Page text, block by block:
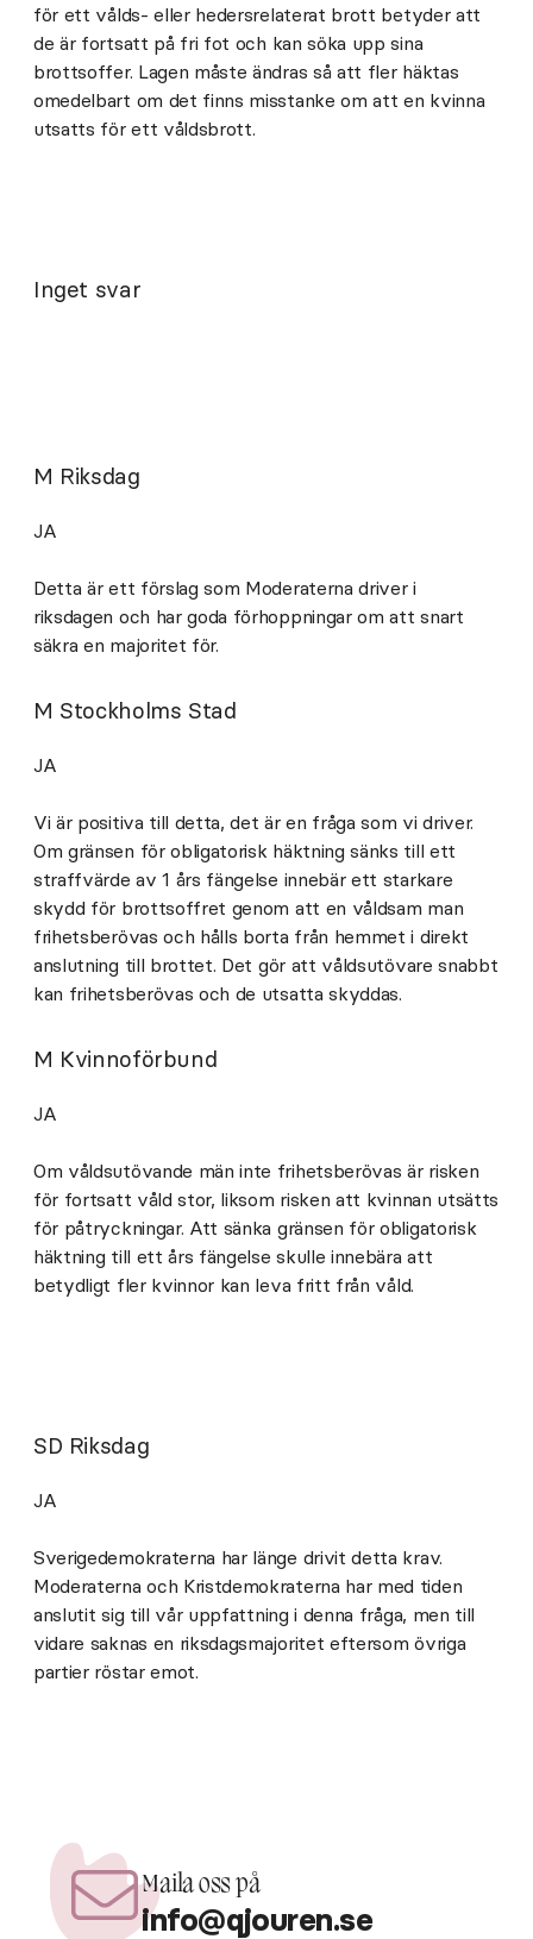
för ett vålds- eller hedersrelaterat brott betyder att
de är fortsatt på fri fot och kan söka upp sina
brottsoffer. Lagen måste ändras så att fler häktas
omedelbart om det finns misstanke om att en kvinna
utsatts för ett våldsbrott.
Inget svar
M Riksdag
JA
Detta är ett förslag som Moderaterna driver i
riksdagen och har goda förhoppningar om att snart
säkra en majoritet för.
M Stockholms Stad
JA
Vi är positiva till detta, det är en fråga som vi driver.
Om gränsen för obligatorisk häktning sänks till ett
straffvärde av 1 års fängelse innebär ett starkare
skydd för brottsoffret genom att en våldsam man
frihetsberövas och hålls borta från hemmet i direkt
anslutning till brottet. Det gör att våldsutövare snabbt
kan frihetsberövas och de utsatta skyddas.
M Kvinnoförbund
JA
Om våldsutövande män inte frihetsberövas är risken
för fortsatt våld stor, liksom risken att kvinnan utsätts
för påtryckningar. Att sänka gränsen för obligatorisk
häktning till ett års fängelse skulle innebära att
betydligt fler kvinnor kan leva fritt från våld.
SD Riksdag
JA
Sverigedemokraterna har länge drivit detta krav.
Moderaterna och Kristdemokraterna har med tiden
anslutit sig till vår uppfattning i denna fråga, men till
vidare saknas en riksdagsmajoritet eftersom övriga
partier röstar emot.
Maila oss på
info@qjouren.se